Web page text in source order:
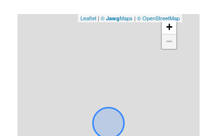
+
−
Leaflet | © JawgMaps | © OpenStreetMap